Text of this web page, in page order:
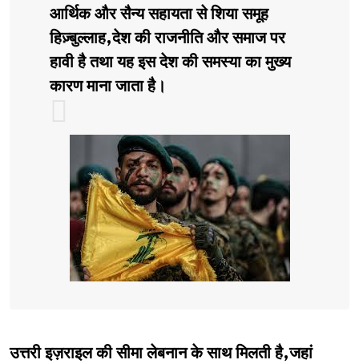
आर्थिक और सैन्य सहायता से शिया समूह
हिज़्बुल्लाह,देश की राजनीति और समाज पर
हावी है तथा यह इस देश की समस्या का मुख्य
कारण माना जाता है।
उत्तरी इज़राइल की सीमा लेबनान के साथ मिलती है,जहां